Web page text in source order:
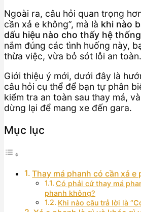
Ngoài ra, câu hỏi quan trọng
cần xả e không”, mà là khi nào
dấu hiệu nào cho thấy hệ
nắm đúng các tình huống này,
thừa việc, vừa bỏ sót lỗi an toàn.
Giới thiệu ý mới, dưới đây là
câu hỏi cụ thể để bạn tự phân
kiểm tra an toàn sau thay má,
dừng lại để mang xe đến gara.
Mục lục
Thay má phanh có cần xả e
Có phải cứ thay má
phanh không?
Khi nào câu trả lời là